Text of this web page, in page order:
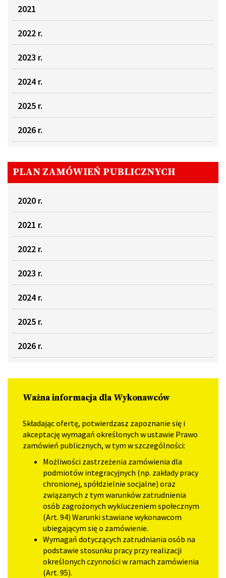
2021
2022 r.
2023 r.
2024 r.
2025 r.
2026 r.
PLAN ZAMÓWIEŃ PUBLICZNYCH
2020 r.
2021 r.
2022 r.
2023 r.
2024 r.
2025 r.
2026 r.
Ważna informacja dla Wykonawców
Składając ofertę, potwierdzasz zapoznanie się i
akceptację wymagań określonych w ustawie Prawo
zamówień publicznych, w tym w szczególności:
Możliwości zastrzeżenia zamówienia dla
podmiotów integracyjnych (np. zakłady pracy
chronionej, spółdzielnie socjalne) oraz
związanych z tym warunków zatrudnienia
osób zagrożonych wykluczeniem społecznym
(Art. 94) Warunki stawiane wykonawcom
ubiegającym się o zamówienie.
Wymagań dotyczących zatrudniania osób na
podstawie stosunku pracy przy realizacji
określonych czynności w ramach zamówienia
(Art. 95).